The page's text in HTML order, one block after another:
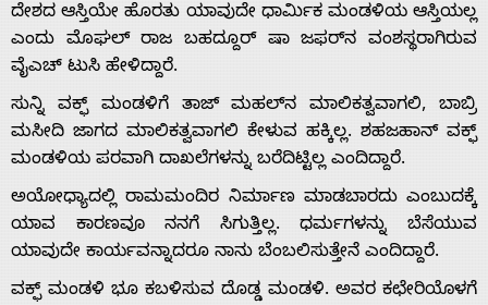
Home
ದೇಶದ ಆಸ್ತಿಯೇ ಹೊರತು ಯಾವುದೇ ಧಾರ್ಮಿಕ ಮಂಡಳಿಯ ಆಸ್ತಿಯಲ್ಲ
ಎಂದು ಮೊಘಲ್ ರಾಜ ಬಹದ್ದೂರ್ ಷಾ ಜಫರ್‌ನ ವಂಶಸ್ಥರಾಗಿರುವ
ವೈಎಚ್ ಟುಸಿ ಹೇಳಿದ್ದಾರೆ.
ಸುನ್ನಿ ವಕ್ಫ್ ಮಂಡಳಿಗೆ ತಾಜ್ ಮಹಲ್‌ನ ಮಾಲಿಕತ್ವವಾಗಲಿ, ಬಾಬ್ರಿ
ಮಸೀದಿ ಜಾಗದ ಮಾಲಿಕತ್ವವಾಗಲಿ ಕೇಳುವ ಹಕ್ಕಿಲ್ಲ. ಶಹಜಹಾನ್ ವಕ್ಫ್
ಮಂಡಳಿಯ ಪರವಾಗಿ ದಾಖಲೆಗಳನ್ನು ಬರೆದಿಟ್ಟಿಲ್ಲ ಎಂದಿದ್ದಾರೆ.
ಅಯೋಧ್ಯಾದಲ್ಲಿ ರಾಮಮಂದಿರ ನಿರ್ಮಾಣ ಮಾಡಬಾರದು ಎಂಬುದಕ್ಕೆ
ಯಾವ ಕಾರಣವೂ ನನಗೆ ಸಿಗುತ್ತಿಲ್ಲ. ಧರ್ಮಗಳನ್ನು ಬೆಸೆಯುವ
ಯಾವುದೇ ಕಾರ್ಯವನ್ನಾದರೂ ನಾನು ಬೆಂಬಲಿಸುತ್ತೇನೆ ಎಂದಿದ್ದಾರೆ.
ವಕ್ಫ್ ಮಂಡಳಿ ಭೂ ಕಬಳಿಸುವ ದೊಡ್ಡ ಮಂಡಳಿ. ಅವರ ಕಛೇರಿಯೊಳಗೆ